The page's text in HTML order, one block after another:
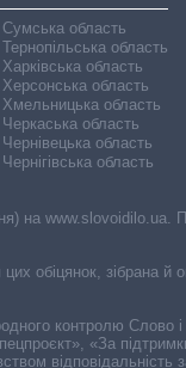
Сумська область
Тернопільська область
Харківська область
Херсонська область
Хмельницька область
Черкаська область
Чернівецька область
Чернігівська область
на www.slovoidilo.ua.
обіцянок, зібрана
контролю Слово і
«За
відповідальність